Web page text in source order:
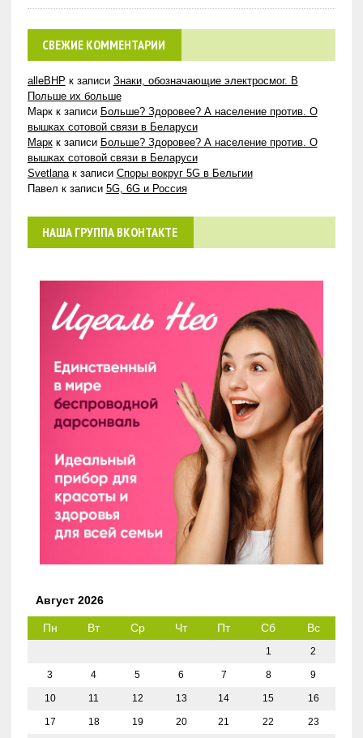
СВЕЖИЕ КОММЕНТАРИИ
alleBHP к записи Знаки, обозначающие электросмог. В
Польше их больше
Маркк записи Больше? Здоровее? А население против. О
вышках сотовой связи в Беларуси
Маркк записи Больше? Здоровее? А население против. О
вышках сотовой связи в Беларуси
Svetlanaк записи Споры вокруг 5G в Бельгии
Павел к записи 5G, 6G и Россия
НАША ГРУППА ВКОНТАКТЕ
Август 2026
Пн Вт Ср Чт Пт Сб Вс
1 2
3 4 5 6 7 8 9
10 11 12 13 14 15 16
17 18 19 20 21 22 23